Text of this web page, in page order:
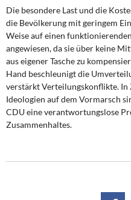
Die besondere Last und die
die Bevölkerung mit geringem
Weise auf einen
angewiesen, da sie über keine
aus eigener Tasche zu
Hand beschleunigt die
verstärkt Verteilungskonflikte. In
Ideologien auf dem Vormarsch
CDU eine verantwortungslose
Zusammenhaltes.